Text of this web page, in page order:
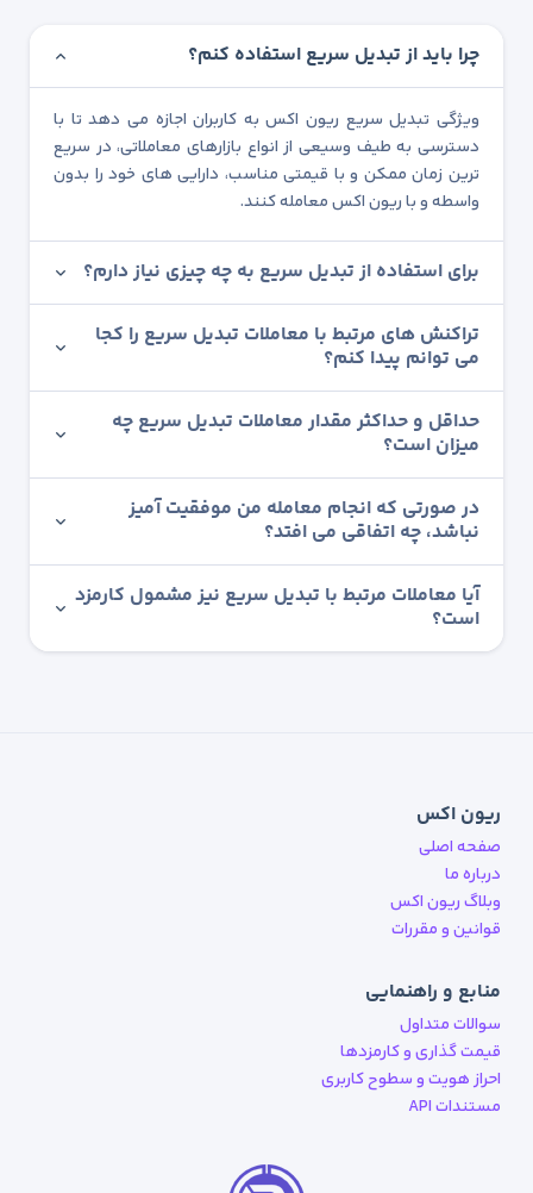
چرا باید از تبدیل سریع استفاده کنم؟
ویژگی تبدیل سریع ریون اکس به کاربران اجازه می دهد تا با
دسترسی به طیف وسیعی از انواع بازارهای معاملاتی، در سریع
ترین زمان ممکن و با قیمتی مناسب، دارایی های خود را بدون
واسطه و با ریون اکس معامله کنند.
برای استفاده از تبدیل سریع به چه چیزی نیاز دارم؟
تراکنش های مرتبط با معاملات تبدیل سریع را کجا
می توانم پیدا کنم؟
حداقل و حداکثر مقدار معاملات تبدیل سریع چه
میزان است؟
در صورتی که انجام معامله من موفقیت آمیز
نباشد، چه اتفاقی می افتد؟
آیا معاملات مرتبط با تبدیل سریع نیز مشمول کارمزد
است؟
ریون اکس
صفحه اصلی
درباره ما
وبلاگ ریون اکس
قوانین و مقررات
منابع و راهنمایی
سوالات متداول
قیمت گذاری و کارمزدها
احراز هویت و سطوح کاربری
مستندات API